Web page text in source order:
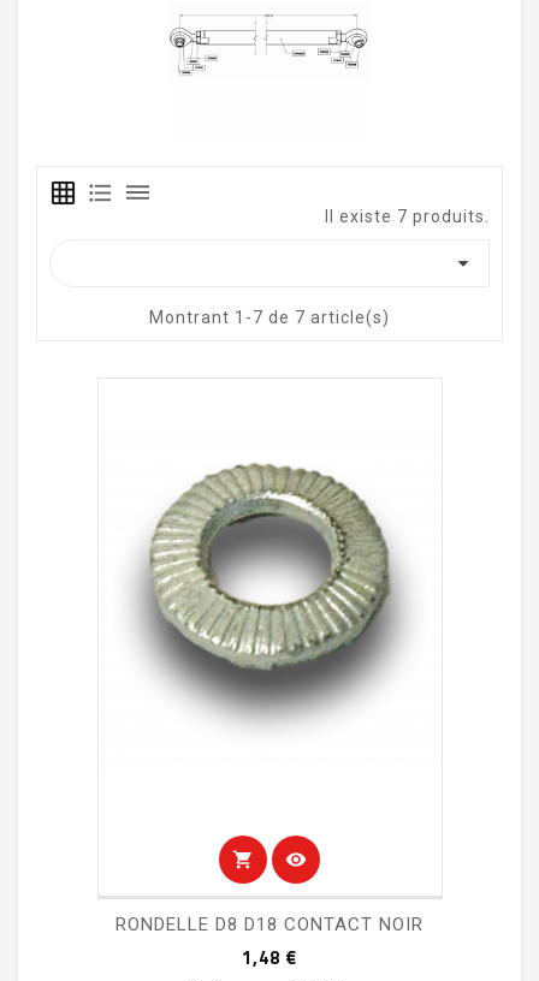
grid_on format_list_bulleted dehaze
Il existe 7 produits.

Montrant 1-7 de 7 article(s)
shopping_cart visibility
RONDELLE D8 D18 CONTACT NOIR
1,48 €